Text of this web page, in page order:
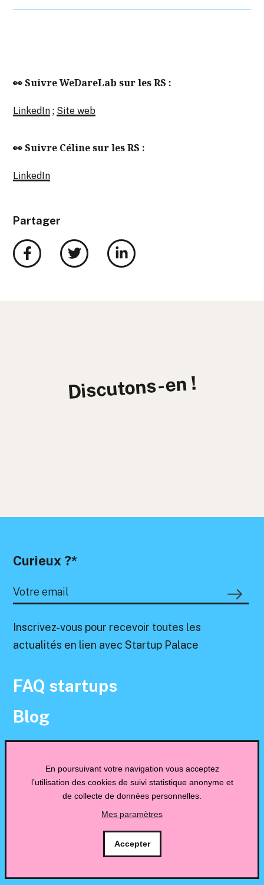
En poursuivant votre navigation vous acceptez
l’utilisation des cookies de suivi statistique anonyme et
de collecte de données personnelles.
Mes paramètres
Accepter
👀 Suivre WeDareLab sur les RS :
LinkedIn ; Site web
👀Suivre Céline sur les RS :
LinkedIn
Partager
Discutons-en !
Curieux ?*
Inscrivez-vous pour recevoir toutes les
actualités en lien avec Startup Palace
FAQ startups
Blog
Mentions légales